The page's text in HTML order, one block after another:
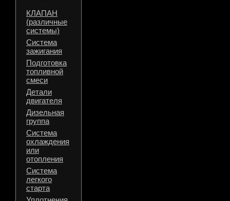
КЛАПАН
(различные
системы)
Система
зажигания
Подготовка
топливной
смеси
Детали
двигателя
Дизельная
группа
Система
охлаждения
или
отопления
Система
легкого
старта